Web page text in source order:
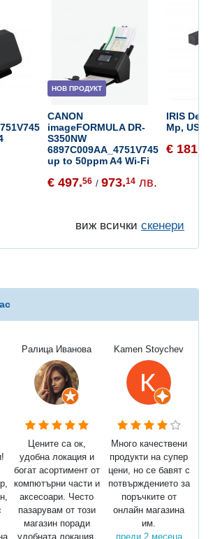
НОВ ПРОДУКТ
CANON
imageFORMULA DR-
S350NW
6897C009AA_4751V745
up to 50ppm A4 Wi-Fi
€ 497.56 / 973.14 лв.
IRIS
Mp, USB
€ 181.
виж всички скенери
Ралица Иванова
Цените са ок,
удобна локация и
богат асортимент от
компютърни части и
аксесоари. Често
пазарувам от този
магазин поради
удобната локация.
Kamen Stoychev
Много качествени
продукти на супер
цени, но се бавят с
потвърждението за
поръчките от
онлайн магазина
им.
преди 2 месеца